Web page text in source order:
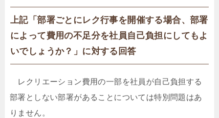
上記「部署ごとにレク行事を開催する場合、部署
によって費用の不足分を社員自己負担にしてもよ
いでしょうか？」に対する回答
レクリエーション費用の一部を社員が自己負担する
部署としない部署があることについては特別問題はあ
りません。